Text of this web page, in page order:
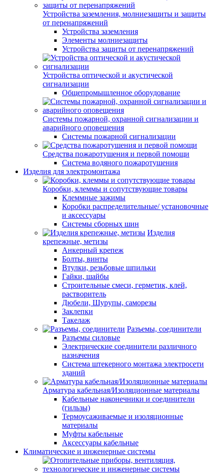
Устройства заземления, молниезащиты и защиты
от перенапряжений
Устройства заземления
Элементы молниезащиты
Устройства защиты от перенапряжений
Устройства оптической и акустической
сигнализации
Общепромышленное оборудование
Системы пожарной, охранной сигнализации и
аварийного оповещения
Системы пожарной сигнализации
Средства пожаротушения и первой помощи
Система водяного пожаротушения
Изделия для электромонтажа
Коробки, клеммы и сопутствующие товары
Клеммные зажимы
Коробки распределительные/ установочные
и аксессуары
Системы сборных шин
Изделия
крепежные, метизы
Анкерный крепеж
Болты, винты
Втулки, резьбовые шпильки
Гайки, шайбы
Строительные смеси, герметик, клей,
растворитель
Дюбели, Шурупы, саморезы
Заклепки
Такелаж
Разъемы, соединители
Разъемы силовые
Электрические соединители различного
назначения
Система штекерного монтажа электросети
зданий
Арматура кабельная/Изоляционные материалы
Кабельные наконечники и соединители
(гильзы)
Термоусаживаемые и изоляционные
материалы
Муфты кабельные
Аксессуары кабельные
Климатические и инженерные системы